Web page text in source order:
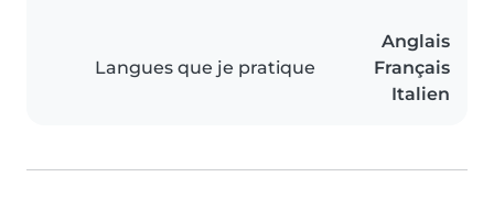
Langues que je pratique
Anglais
Français
Italien